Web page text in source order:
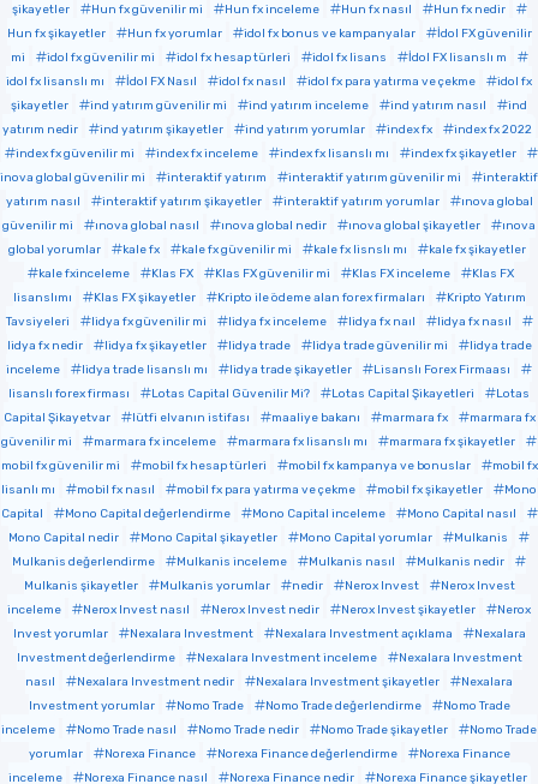
şikayetler
Hun fx güvenilir mi Hun fx inceleme Hun fx nasıl
Hun fx nedir
Hun fx şikayetler
Hun fx yorumlar idol fx bonus ve kampanyalar
İdol FX güvenilir
mi
idol fx güvenilir mi idol fx hesap türleri idol fx lisans
İdol FX lisanslı m
idol fx lisanslı mı
İdol FX Nasıl idol fx nasıl idol fx para yatırma ve çekme
idol fx
şikayetler
ind yatırım güvenilir mi ind yatırım inceleme ind yatırım nasıl
ind
yatırım nedir
ind yatırım şikayetler ind yatırım yorumlar index fx
index fx 2022
index fx güvenilir mi
index fx inceleme index fx lisanslı mı
index fx şikayetler
inova global güvenilir mi
interaktif yatırım interaktif yatırım güvenilir mi
interaktif
yatırım nasıl
interaktif yatırım şikayetler interaktif yatırım yorumlar
ınova global
güvenilir mi
ınova global nasıl ınova global nedir ınova global şikayetler
ınova
global yorumlar
kale fx kale fx güvenilir mi kale fx lisnslı mı
kale fx şikayetler
kale fxinceleme
Klas FX Klas FX güvenilir mi Klas FX inceleme
Klas FX
lisanslımı
Klas FX şikayetler Kripto ile ödeme alan forex firmaları
Kripto Yatırım
Tavsiyeleri
lidya fx güvenilir mi lidya fx inceleme lidya fx naıl
lidya fx nasıl
lidya fx nedir
lidya fx şikayetler lidya trade lidya trade güvenilir mi
lidya trade
inceleme
lidya trade lisanslı mı lidya trade şikayetler
Lisanslı Forex Firmaası
lisanslı forex firması
Lotas Capital Güvenilir Mi? Lotas Capital Şikayetleri
Lotas
Capital Şikayetvar
lütfi elvanın istifası maaliye bakanı marmara fx
marmara fx
güvenilir mi
marmara fx inceleme marmara fx lisanslı mı
marmara fx şikayetler
mobil fx güvenilir mi
mobil fx hesap türleri mobil fx kampanya ve bonuslar
mobil fx
lisanlı mı
mobil fx nasıl mobil fx para yatırma ve çekme mobil fx şikayetler
Mono
Capital
Mono Capital değerlendirme Mono Capital inceleme
Mono Capital nasıl
Mono Capital nedir
Mono Capital şikayetler Mono Capital yorumlar
Mulkanis
Mulkanis değerlendirme
Mulkanis inceleme Mulkanis nasıl
Mulkanis nedir
Mulkanis şikayetler
Mulkanis yorumlar nedir Nerox Invest
Nerox Invest
inceleme
Nerox Invest nasıl Nerox Invest nedir Nerox Invest şikayetler
Nerox
Invest yorumlar
Nexalara Investment Nexalara Investment açıklama
Nexalara
Investment değerlendirme
Nexalara Investment inceleme
Nexalara Investment
nasıl
Nexalara Investment nedir Nexalara Investment şikayetler
Nexalara
Investment yorumlar
Nomo Trade Nomo Trade değerlendirme
Nomo Trade
inceleme
Nomo Trade nasıl Nomo Trade nedir Nomo Trade şikayetler
Nomo Trade
yorumlar
Norexa Finance Norexa Finance değerlendirme
Norexa Finance
inceleme
Norexa Finance nasıl Norexa Finance nedir
Norexa Finance şikayetler